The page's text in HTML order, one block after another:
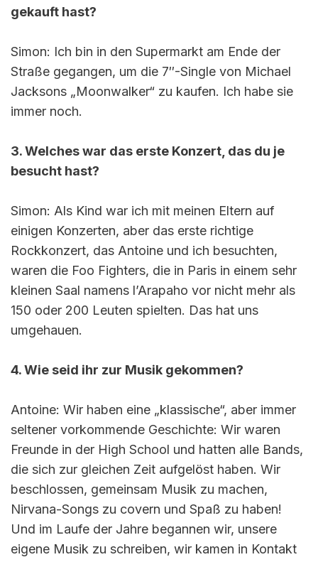
gekauft hast?
Simon: Ich bin in den Supermarkt am Ende der
Straße gegangen, um die 7″-Single von Michael
Jacksons „Moonwalker“ zu kaufen. Ich habe sie
immer noch.
3. Welches war das erste Konzert, das du je
besucht hast?
Simon: Als Kind war ich mit meinen Eltern auf
einigen Konzerten, aber das erste richtige
Rockkonzert, das Antoine und ich besuchten,
waren die Foo Fighters, die in Paris in einem sehr
kleinen Saal namens l’Arapaho vor nicht mehr als
150 oder 200 Leuten spielten. Das hat uns
umgehauen.
4. Wie seid ihr zur Musik gekommen?
Antoine: Wir haben eine „klassische“, aber immer
seltener vorkommende Geschichte: Wir waren
Freunde in der High School und hatten alle Bands,
die sich zur gleichen Zeit aufgelöst haben. Wir
beschlossen, gemeinsam Musik zu machen,
Nirvana-Songs zu covern und Spaß zu haben!
Und im Laufe der Jahre begannen wir, unsere
eigene Musik zu schreiben, wir kamen in Kontakt